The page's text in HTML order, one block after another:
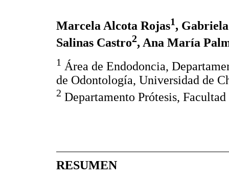
Marcela Alcota Rojas1,
Salinas Castro2, Ana María
1 Área de Endodoncia,
de Odontología, Universidad de
2 Departamento Prótesis,
RESUMEN